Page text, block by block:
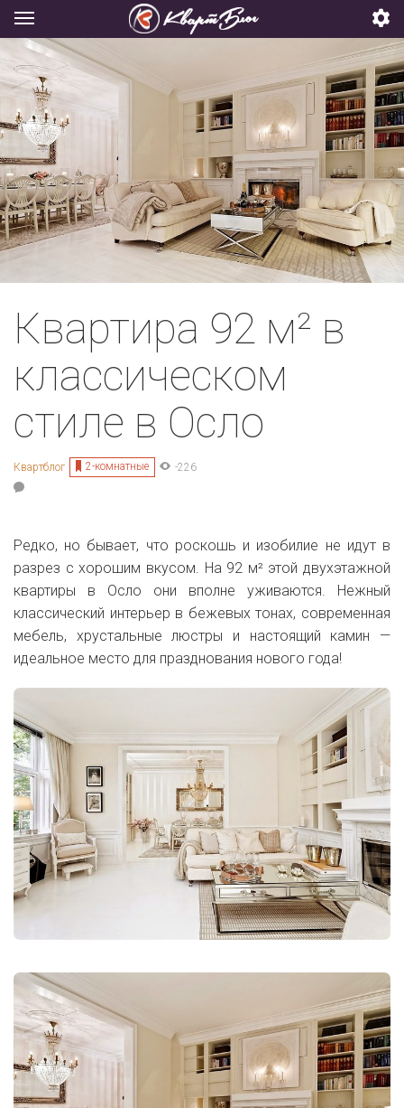
Квартира 92 м² в
классическом
стиле в Осло
Квартблог 2-комнатные -226
Редко, но бывает, что роскошь и изобилие не идут в
разрез с хорошим вкусом. На 92 м² этой двухэтажной
квартиры в Осло они вполне уживаются. Нежный
классический интерьер в бежевых тонах, современная
мебель, хрустальные люстры и настоящий камин —
идеальное место для празднования нового года!